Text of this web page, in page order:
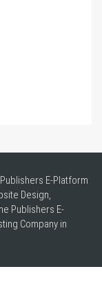
E-Platform
Design,
Publishers E-
Company in